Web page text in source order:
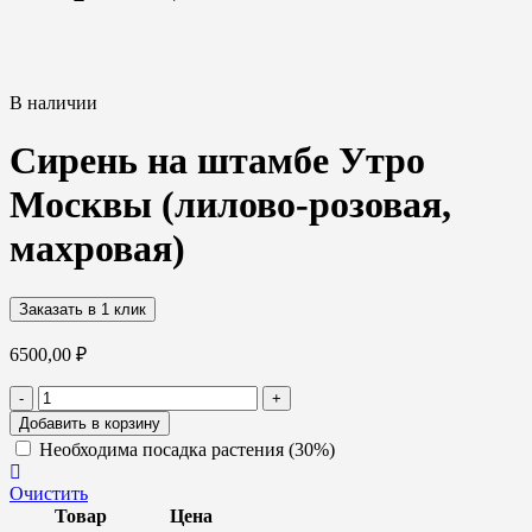
В наличии
Сирень на штамбе Утро
Москвы (лилово-розовая,
махровая)
Заказать в 1 клик
6500,00 ₽
-
Количество
товара
Сирень
на
Утро
Москвы
+
Добавить в корзину
Необходима посадка растения (30%)
Очистить
Товар
Цена